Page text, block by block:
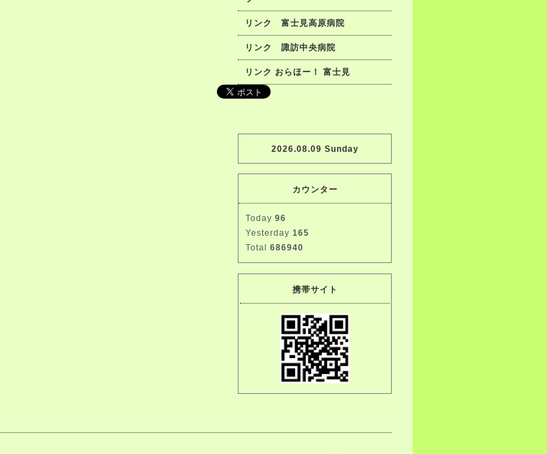
リンク 富士見高原病院
リンク 諏訪中央病院
リンク おらほー！ 富士見
2026.08.09 Sunday
カウンター
Today 96
Yesterday 165
Total 686940
携帯サイト